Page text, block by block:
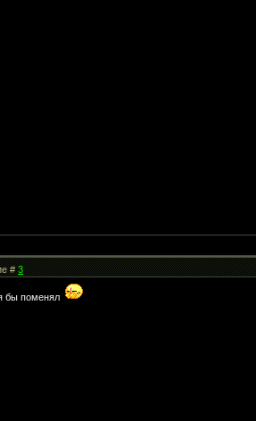
#3
бы поменял